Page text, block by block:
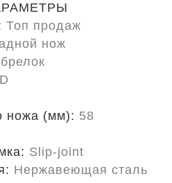
Топ продаж
нож
ножа (мм): 58
Slip-joint
Нержавеющая сталь